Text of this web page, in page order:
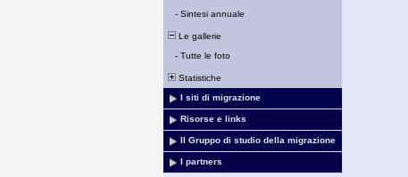
- Sintesi annuale
Le gallerie
- Tutte le foto
Statistiche
I siti di migrazione
Risorse e links
Il Gruppo di studio della migrazione
I partners